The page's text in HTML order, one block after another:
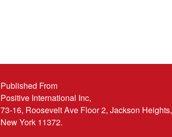
Published From
Positive International Inc,
73-16, Roosevelt Ave Floor 2, Jackson Heights,
New York 11372.